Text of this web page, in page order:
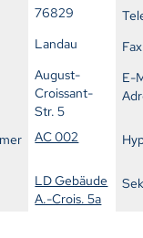
76829
Landau
Fax
August-
Croissant-
Str. 5
E-
AC 002
LD Gebäude
A.-Crois. 5a